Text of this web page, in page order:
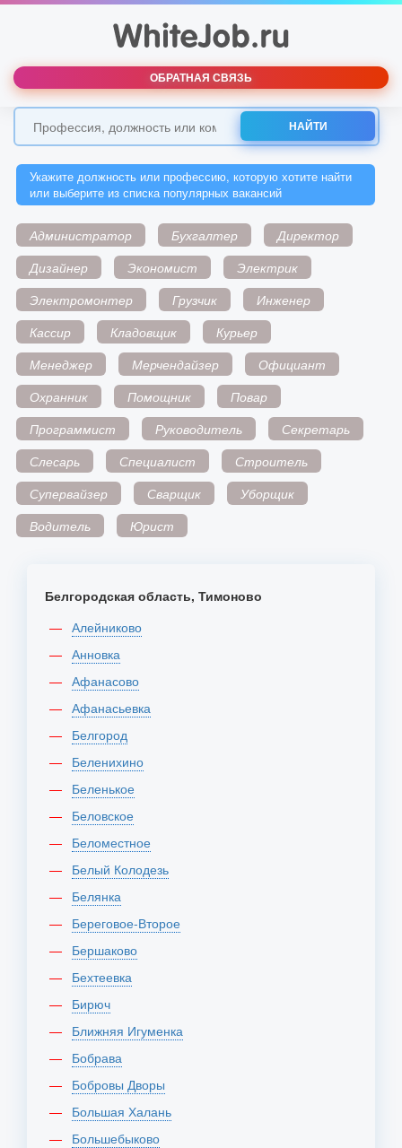
ОБРАТНАЯ СВЯЗЬ
НАЙТИ
Укажите должность или профессию, которую хотите найти
или выберите из списка популярных вакансий
Администратор Бухгалтер
Директор
Дизайнер
Экономист
Электрик
Электромонтер
Грузчик
Инженер
Кассир
Кладовщик
Курьер
Менеджер
Мерчендайзер
Официант
Охранник
Помощник
Повар
Программист
Руководитель
Секретарь
Слесарь
Специалист
Строитель
Супервайзер
Сварщик
Уборщик
Водитель
Юрист
Белгородская область, Тимоново
Алейниково
Анновка
Афанасово
Афанасьевка
Белгород
Беленихино
Беленькое
Беловское
Беломестное
Белый Колодезь
Белянка
Береговое-Второе
Бершаково
Бехтеевка
Бирюч
Ближняя Игуменка
Бобрава
Бобровы Дворы
Большая Халань
Большебыково